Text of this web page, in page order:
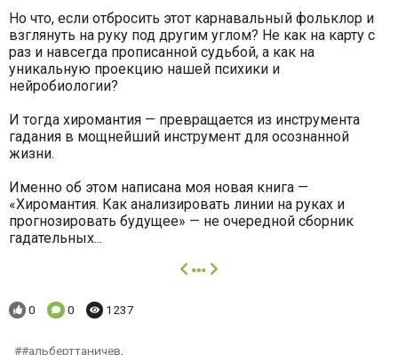
Но что, если отбросить этот карнавальный фольклор и
взглянуть на руку под другим углом? Не как на карту с
раз и навсегда прописанной судьбой, а как на
уникальную проекцию нашей психики и
нейробиологии?
И тогда хиромантия — превращается из инструмента
гадания в мощнейший инструмент для осознанной
жизни.
Именно об этом написана моя новая книга —
«Хиромантия. Как анализировать линии на руках и
прогнозировать будущее» — не очередной сборник
гадательных...
далее
Понравилось:
0 Комментариев:
0 Просмотров:
1237
#альберттаничев